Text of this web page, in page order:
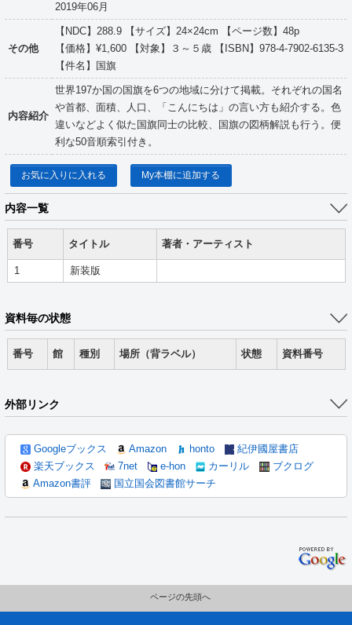
2019年06月
その他
【NDC】288.9 【サイズ】24×24cm 【ページ数】48p
【価格】¥1,600 【対象】３～５歳 【ISBN】978-4-7902-6135-3
【件名】国旗
内容紹介
世界197か国の国旗を6つの地域に分けて掲載。それぞれの国名
や首都、面積、人口、「こんにちは」の言い方も紹介する。色
違いなどよく似た国旗同士の比較、国旗の図柄解説も行う。便
利な50音順索引付き。
お気に入りに入れる My本棚に追加する
内容一覧
番号 タイトル 著者・アーティスト
1 新装版
資料毎の状態
番号 館 種別 場所（背ラベル） 状態 資料番号
外部リンク
Googleブックス Amazon honto
紀伊國屋書店
楽天ブックス
7net e-hon カーリル
ブクログ
Amazon書評
国立国会図書館サーチ
ページの先頭へ